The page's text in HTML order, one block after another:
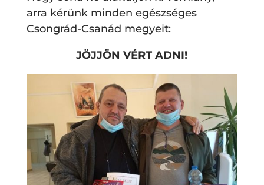
arra kérünk minden egészséges
Csongrád-Csanád megyeit:
JÖJJÖN VÉRT ADNI!